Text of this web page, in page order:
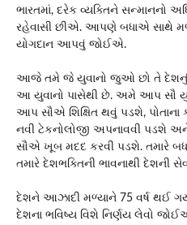
ભારતમાં, દરેક વ્યક્તિને સન્માનનો
રહેવાસી છીએ. આપણે બધાએ સાથે
યોગદાન આપવું જોઈએ.
આજે તમે જે યુવાનો જુઓ છો તે
આ યુવાનો પાસેથી છે. અમે આપ સૌ
આપ સૌએ શિક્ષિત થવું પડશે,
નવી ટેકનોલોજી અપનાવવી
સૌએ ખૂબ મદદ કરવી પડશે. તમારે
તમારે દેશભક્તિની ભાવનાથી દેશની
દેશને આઝાદી મળ્યાને 75 વર્ષ થઈ
દેશના ભવિષ્ય વિશે નિર્ણય લેવો